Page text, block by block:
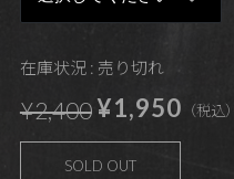
在庫状況 : 売り切れ
¥2,400¥1,950 （税込）
SOLD OUT